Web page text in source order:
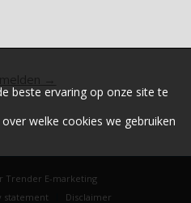
→
Trender E-marketing
statement Disclaimer
beste ervaring op onze site te
welke cookies we gebruiken